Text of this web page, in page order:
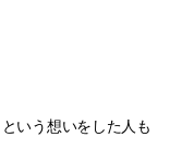
いう想いをした人も